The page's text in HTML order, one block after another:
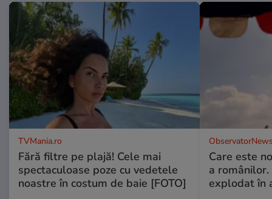
TVMania.ro
Fără filtre pe plajă! Cele mai
spectaculoase poze cu vedetele
noastre în costum de baie [FOTO]
Care este
a
explodat în